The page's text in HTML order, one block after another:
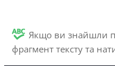
Якщо ви знайшли
фрагмент тексту та